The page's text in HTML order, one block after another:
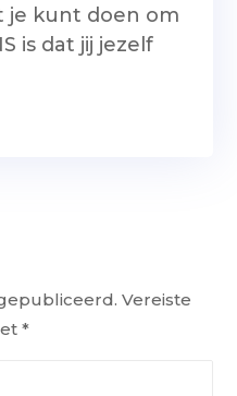
je kunt doen om
is dat jij jezelf
Vereiste
*